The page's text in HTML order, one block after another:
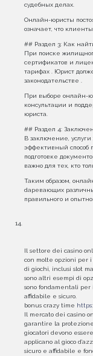
судебных делах.
Онлайн-юристы
означает, что
## Раздел 3: Как
При поиске
сертификатов и
тарифах . Юрист
законодательстве .
При выборе онлайн-
консультации и
юриста.
## Раздел 4:
В заключение,
эффективный способ
подготовке
важно для тех, кто
Таким образом,
dapевающих
правильного и
Il settore dei casino
con molte opzioni per i
di giochi, inclusi slot
sono altri esempi di
sono fondamentali
affidabile e sicuro.
bonus crazy time
Il mercato dei casino
garantire la
giocatori devono
applicano al gioco
sicuro e affidabile e